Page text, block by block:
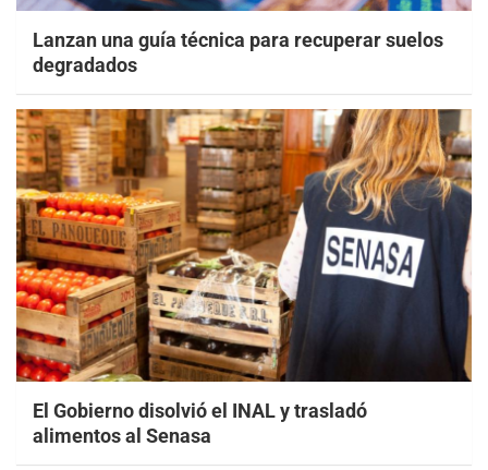
Lanzan una guía técnica para recuperar suelos
degradados
El Gobierno disolvió el INAL y trasladó
alimentos al Senasa